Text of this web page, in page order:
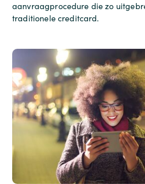
aanvraagprocedure die zo
traditionele creditcard.